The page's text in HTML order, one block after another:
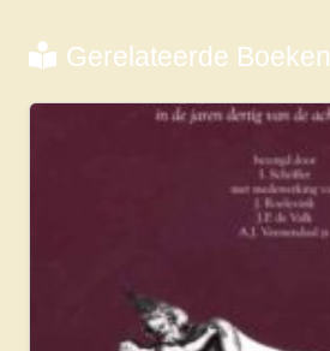
Gerelateerde Boeken